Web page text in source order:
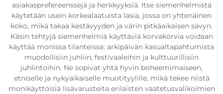
asiakasprefereenssejä ja herkkyyksiä. Itse siemenhelmistä
käytetään usein korkealaatuista lasia, jossa on yhtenäinen
koko, mikä takaa kestävyyden ja värin pitkäaikaisen sävyn.
Käsin tehtyjä siemenhelmiä käyttäviä korvakorvia voidaan
käyttää monissa tilanteissa: arkipäivän kasualtapahtumista
muodollisiin juhliin, festivaaleihin ja kulttuurillisiin
juhlintoihin. Ne sopivat yhtä hyvin boheemimaiseen,
etniselle ja nykyaikaiselle muotityylille, mikä tekee niistä
monikäyttöisiä lisävarusteita erilaisten vaatetusvalikoimien